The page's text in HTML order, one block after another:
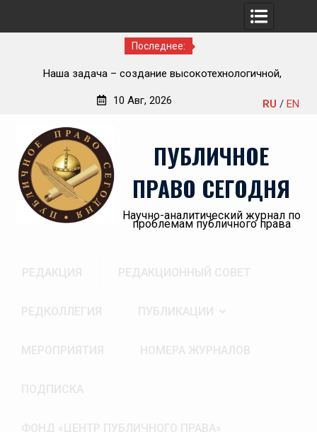
Последнее:
Приветствие Статс-секретаря -заместителя Министра
Олеговича Салагая участникам секции
«Административный порядок рассмотрения публично-
правовых споров и правовая медицина» II Донбасского
юридического форума «Правовое пространство
Донбасса:вектор 2026»
RU /EN
10 Авг, 2026
содержимому
ПУБЛИЧНОЕ
ПРАВО СЕГОДНЯ
Научно-аналитический журнал по
проблемам публичного права